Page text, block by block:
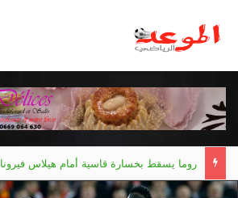
روما يسقط بخسارة قاسية أمام هيلاس فيرونا